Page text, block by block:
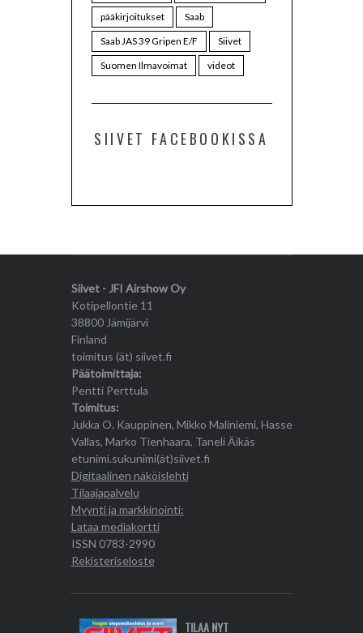
pääkirjoitukset
Saab
Saab JAS 39 Gripen E/F
Siivet
Suomen Ilmavoimat
videot
SIIVET FACEBOOKISSA
Siivet - JFI Airshow Oy
Kotipellontie 11
38800 Jämijärvi
Finland
toimitus (ät) siivet.fi
Päätoimittaja:
Pentti Perttula
Toimitus:
Jukka O. Kauppinen, Mikko Maliniemi, Hasse
Vallas, Marko Tienhaara, Taneli Äikäs
etunimi.sukunimi(ät)siivet.fi
Digitaalinen näköislehti
Tilaajapalvelu
Myynti ja markkinointi:
Lataa mediakortti
ISSN 0783-2990
Rekisteriseloste
TILAA NYT